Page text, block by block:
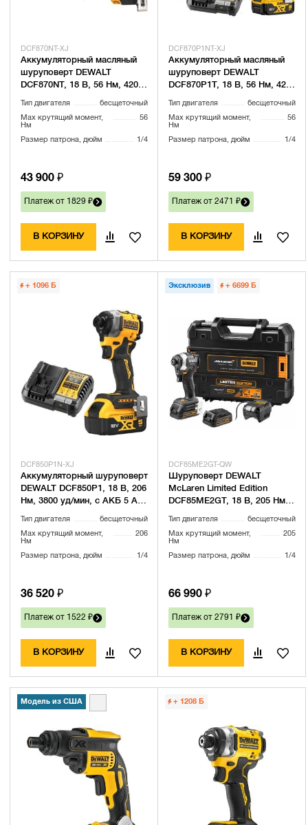
DCF870NT-XJ
Аккумуляторный масляный
шуруповерт DEWALT
DCF870NT, 18 В, 56 Нм, 4200
Тип двигателя бесщеточный
Max крутящий момент,
Нм
56
Размер патрона, дюйм 1/4
43 900 ₽
Платеж от 1829 ₽
В КОРЗИНУ
DCF870P1NT-XJ
Аккумуляторный масляный
шуруповерт DEWALT
DCF870P1T, 18 В, 56 Нм, 4200
XJ)
Тип двигателя бесщеточный
Max крутящий момент,
Нм
56
Размер патрона, дюйм 1/4
59 300 ₽
Платеж от 2471 ₽
В КОРЗИНУ
+ 1096 Б
DCF850P1N-XJ
Аккумуляторный шуруповерт
DEWALT DCF850P1, 18 В, 206
Нм, 3800 уд/мин, с АКБ 5 Ач
Тип двигателя бесщеточный
Max крутящий момент,
Нм
206
Размер патрона, дюйм 1/4
36 520 ₽
Платеж от 1522 ₽
В КОРЗИНУ
Эксклюзив + 6699 Б
DCF85ME2GT-QW
Шуруповерт DEWALT
McLaren Limited Edition
DCF85ME2GT, 18 В, 205 Нм, с
Тип двигателя бесщеточный
Max крутящий момент,
Нм
205
Размер патрона, дюйм 1/4
66 990 ₽
Платеж от 2791 ₽
В КОРЗИНУ
Модель из США + 1208 Б